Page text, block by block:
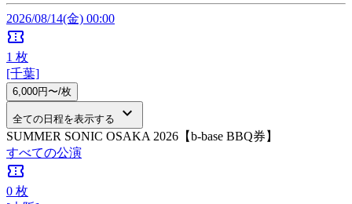
2026/08/14(金) 00:00
confirmation_number
1 枚
[千葉]
6,000円〜/枚
全ての日程を表示する keyboard_arrow_down
SUMMER SONIC OSAKA 2026【b-base BBQ券】
すべての公演
confirmation_number
0 枚